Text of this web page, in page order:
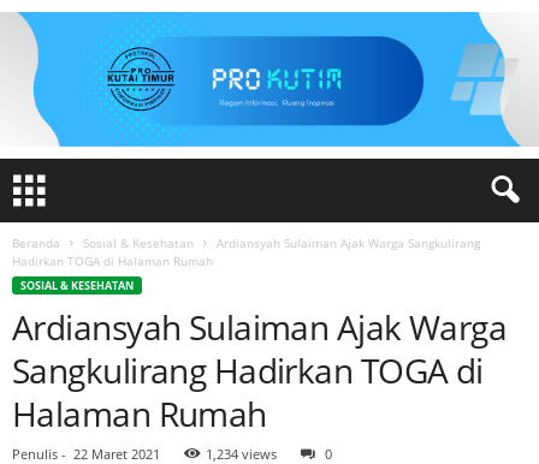
Beranda Sosial & Kesehatan
Ardiansyah Sulaiman Ajak Warga Sangkulirang
Hadirkan TOGA di Halaman Rumah
SOSIAL & KESEHATAN
Ardiansyah Sulaiman Ajak Warga
Sangkulirang Hadirkan TOGA di
Halaman Rumah
Penulis - 22 Maret 2021 1,234 views 0